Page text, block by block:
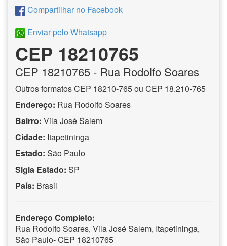
Compartilhar no Facebook
Enviar pelo Whatsapp
CEP 18210765
CEP 18210765 - Rua Rodolfo Soares
Outros formatos CEP 18210-765 ou CEP 18.210-765
Endereço: Rua Rodolfo Soares
Bairro: Vila José Salem
Cidade: Itapetininga
Estado: São Paulo
Sigla Estado: SP
País: Brasil
Endereço Completo:
Rua Rodolfo Soares, Vila José Salem, Itapetininga,
São Paulo- CEP 18210765